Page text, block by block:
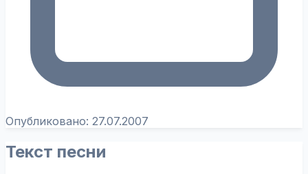
Опубликовано: 27.07.2007
Текст песни